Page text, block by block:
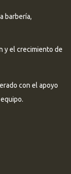
barbería,
y el crecimiento de
con el apoyo